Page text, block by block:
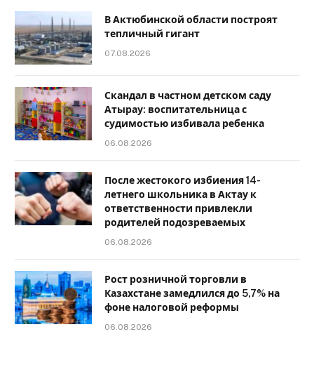
В Актюбинской области построят
тепличный гигант
07.08.2026
Скандал в частном детском саду
Атырау: воспитательница с
судимостью избивала ребенка
06.08.2026
После жестокого избиения 14-
летнего школьника в Актау к
ответственности привлекли
родителей подозреваемых
06.08.2026
Рост розничной торговли в
Казахстане замедлился до 5,7% на
фоне налоговой реформы
06.08.2026